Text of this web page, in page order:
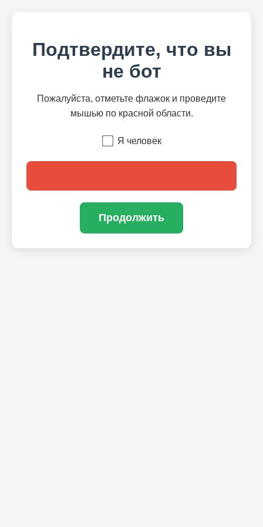
Подтвердите, что вы
не бот
Пожалуйста, отметьте флажок и проведите
мышью по красной области.
Я человек
Продолжить